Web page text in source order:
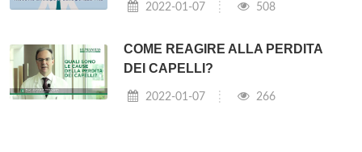
2022-01-07 508
COME REAGIRE ALLA PERDITA
DEI CAPELLI?
2022-01-07 266